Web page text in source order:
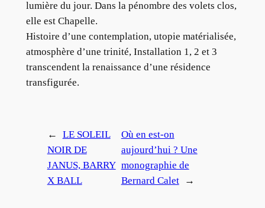
lumière du jour. Dans la pénombre des volets clos,
elle est Chapelle.
Histoire d’une contemplation, utopie matérialisée,
atmosphère d’une trinité, Installation 1, 2 et 3
transcendent la renaissance d’une résidence
transfigurée.
←
LE SOLEIL
NOIR DE
JANUS, BARRY
X BALL
Où en est-on
aujourd’hui ? Une
monographie de
Bernard Calet
→